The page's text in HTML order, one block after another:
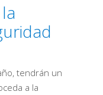
tendrán un
a la